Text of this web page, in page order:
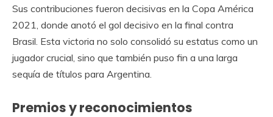
Sus contribuciones fueron decisivas en la Copa América
2021, donde anotó el gol decisivo en la final contra
Brasil. Esta victoria no solo consolidó su estatus como un
jugador crucial, sino que también puso fin a una larga
sequía de títulos para Argentina.
Premios y reconocimientos